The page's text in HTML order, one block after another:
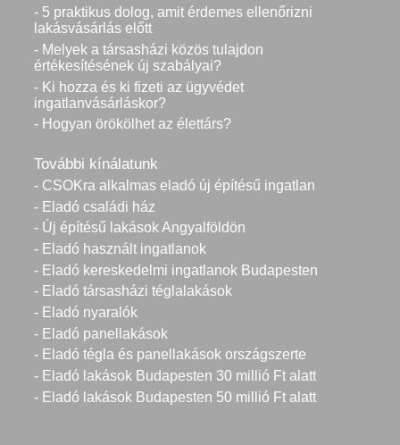
- 5 praktikus dolog, amit érdemes ellenőrizni
lakásvásárlás előtt
- Melyek a társasházi közös tulajdon
értékesítésének új szabályai?
- Ki hozza és ki fizeti az ügyvédet
ingatlanvásárláskor?
- Hogyan örökölhet az élettárs?
További kínálatunk
- CSOKra alkalmas eladó új építésű ingatlan
- Eladó családi ház
- Új építésű lakások Angyalföldön
- Eladó használt ingatlanok
- Eladó kereskedelmi ingatlanok Budapesten
- Eladó társasházi téglalakások
- Eladó nyaralók
- Eladó panellakások
- Eladó tégla és panellakások országszerte
- Eladó lakások Budapesten 30 millió Ft alatt
- Eladó lakások Budapesten 50 millió Ft alatt